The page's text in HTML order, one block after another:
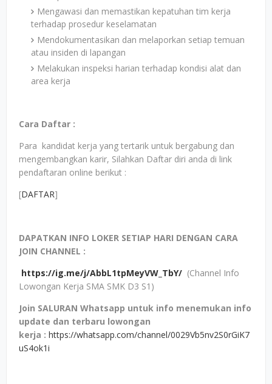
Mengawasi dan memastikan kepatuhan tim kerja
terhadap prosedur keselamatan
Mendokumentasikan dan melaporkan setiap temuan
atau insiden di lapangan
Melakukan inspeksi harian terhadap kondisi alat dan
area kerja
Cara Daftar :
Para kandidat kerja yang tertarik untuk bergabung dan
mengembangkan karir, Silahkan Daftar diri anda di link
pendaftaran online berikut :
[DAFTAR]
DAPATKAN INFO LOKER SETIAP HARI DENGAN CARA
JOIN CHANNEL :
https://ig.me/j/AbbL1tpMeyVW_TbY/ (Channel Info
Lowongan Kerja SMA SMK D3 S1)
Join SALURAN Whatsapp untuk info menemukan info
update dan terbaru lowongan
kerja : https://whatsapp.com/channel/0029Vb5nv2S0rGiK7
uS4ok1i